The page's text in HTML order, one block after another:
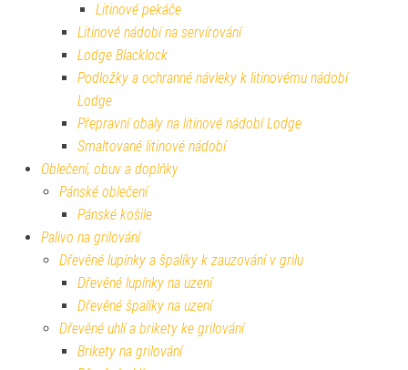
Litinové pekáče
Litinové nádobí na servírování
Lodge Blacklock
Podložky a ochranné návleky k litinovému nádobí
Lodge
Přepravní obaly na litinové nádobí Lodge
Smaltované litinové nádobí
Oblečení, obuv a doplňky
Pánské oblečení
Pánské košile
Palivo na grilování
Dřevěné lupínky a špalíky k zauzování v grilu
Dřevěné lupínky na uzení
Dřevěné špalíky na uzení
Dřevěné uhlí a brikety ke grilování
Brikety na grilování